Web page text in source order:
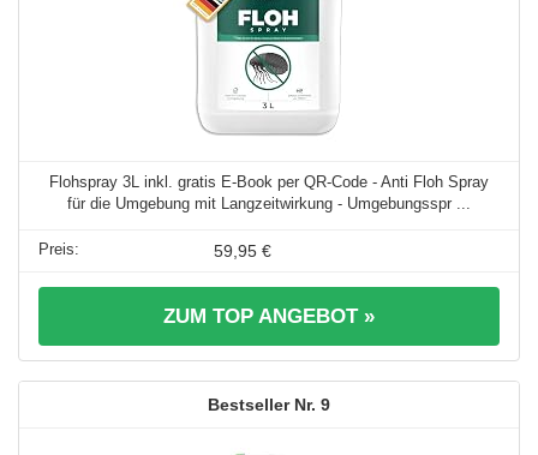
Flohspray 3L inkl. gratis E-Book per QR-Code - Anti Floh Spray
für die Umgebung mit Langzeitwirkung - Umgebungsspr ...
59,95 €
ZUM TOP ANGEBOT »
9